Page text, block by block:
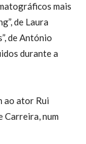
mais
de Laura
de António
durante a
ao ator Rui
Carreira, num